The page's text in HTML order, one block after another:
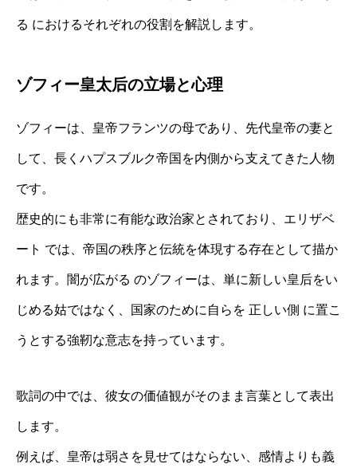
る におけるそれぞれの役割を解説します。
ゾフィー皇太后の立場と心理
ゾフィーは、皇帝フランツの母であり、先代皇帝の妻と
して、長くハプスブルク帝国を内側から支えてきた人物
です。
歴史的にも非常に有能な政治家とされており、エリザベ
ート では、帝国の秩序と伝統を体現する存在として描か
れます。闇が広がる のゾフィーは、単に新しい皇后をい
じめる姑ではなく、国家のために自らを 正しい側 に置こ
うとする強靭な意志を持っています。
歌詞の中では、彼女の価値観がそのまま言葉として表出
します。
例えば、皇帝は弱さを見せてはならない、感情よりも義